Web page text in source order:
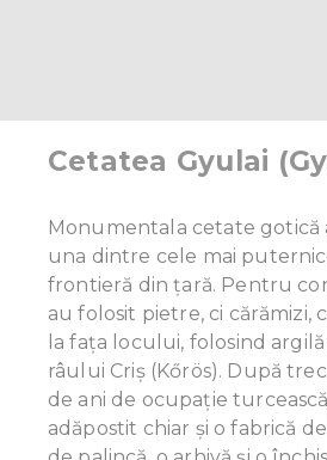
Cetatea Gyulai
Monumentala cetate gotică
una dintre cele mai
frontieră din țară. Pentru
au folosit pietre, ci cărămizi,
la fața locului, folosind
râului Criș (Kőrös). După
de ani de ocupație
adăpostit chiar și o fabrică